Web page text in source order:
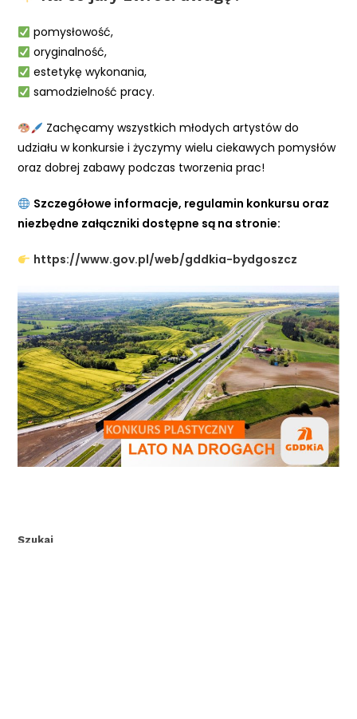
pomysłowość,
oryginalność,
estetykę wykonania,
samodzielność pracy.
Zachęcamy wszystkich młodych artystów do
udziału w konkursie i życzymy wielu ciekawych pomysłów
oraz dobrej zabawy podczas tworzenia prac!
Szczegółowe informacje, regulamin konkursu oraz
niezbędne załączniki dostępne są na stronie:
https://www.gov.pl/web/gddkia-bydgoszcz
Szukaj